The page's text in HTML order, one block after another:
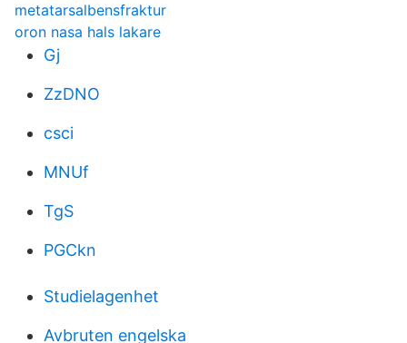
metatarsalbensfraktur
oron nasa hals lakare
Gj
ZzDNO
csci
MNUf
TgS
PGCkn
Studielagenhet
Avbruten engelska